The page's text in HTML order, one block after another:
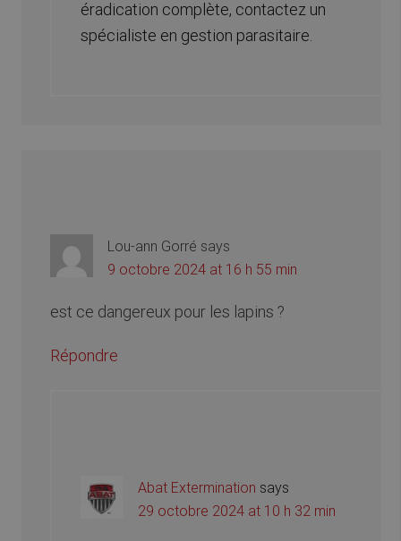
éradication complète, contactez un
spécialiste en gestion parasitaire.
Lou-ann Gorré says
9 octobre 2024 at 16 h 55 min
est ce dangereux pour les lapins ?
Répondre
Abat Extermination says
29 octobre 2024 at 10 h 32 min